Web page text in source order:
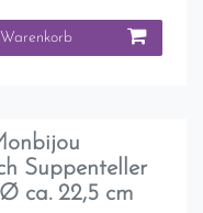
Suppenteller
ca. 22,5 cm